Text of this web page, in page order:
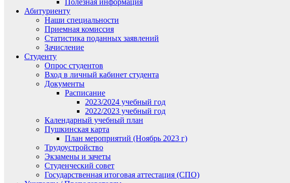
Полезная информация
Абитуриенту
Наши специальности
Приемная комиссия
Статистика поданных заявлений
Зачисление
Студенту
Опрос студентов
Вход в личный кабинет студента
Документы
Расписание
2023/2024 учебный год
2022/2023 учебный год
Календарный учебный план
Пушкинская карта
План мероприятий (Ноябрь 2023 г)
Трудоустройство
Экзамены и зачеты
Студенческий совет
Государственная итоговая аттестация (СПО)